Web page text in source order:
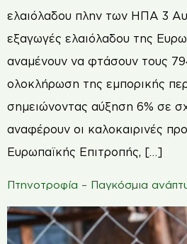
ελαιόλαδου πλην των ΗΠΑ 3
εξαγωγές ελαιόλαδου της
αναμένουν να φτάσουν τους
ολοκλήρωση της εμπορικής
σημειώνοντας αύξηση 6% σε
αναφέρουν οι καλοκαιρινές
Ευρωπαϊκής Επιτροπής, […]
Πτηνοτροφία – Παγκόσμια